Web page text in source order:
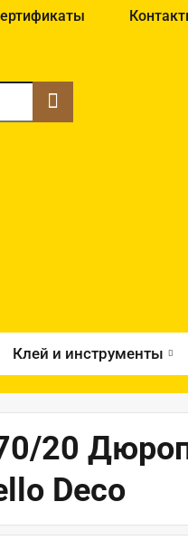
Клей и инструменты
20
Deco